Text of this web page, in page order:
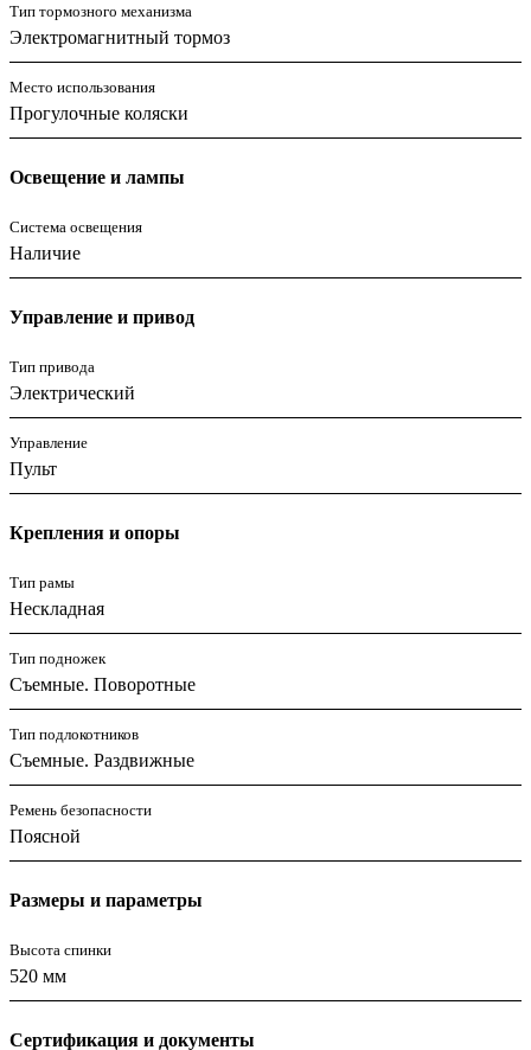
Тип тормозного механизма
Электромагнитный тормоз
Место использования
Прогулочные коляски
Освещение и лампы
Система освещения
Наличие
Управление и привод
Тип привода
Электрический
Управление
Пульт
Крепления и опоры
Тип рамы
Нескладная
Тип подножек
Съемные. Поворотные
Тип подлокотников
Съемные. Раздвижные
Ремень безопасности
Поясной
Размеры и параметры
Высота спинки
520 мм
Сертификация и документы